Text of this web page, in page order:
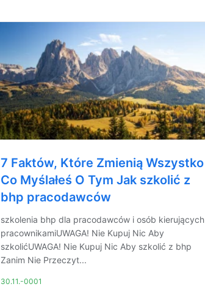
7 Faktów, Które Zmienią Wszystko
Co Myślałeś O Tym Jak szkolić z
bhp pracodawców
szkolenia bhp dla pracodawców i osób kierujących
pracownikamiUWAGA! Nie Kupuj Nic Aby
szkolićUWAGA! Nie Kupuj Nic Aby szkolić z bhp
Zanim Nie Przeczyt...
30.11.-0001